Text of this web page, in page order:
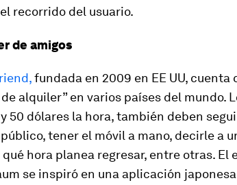
recorrido del usuario.
de amigos
fundada en 2009 en EE UU, cuenta
alquiler” en varios países del mundo.
50 dólares la hora, también deben
tener el móvil a mano, decirle a
qué hora planea regresar, entre otras.
se inspiró en una aplicación